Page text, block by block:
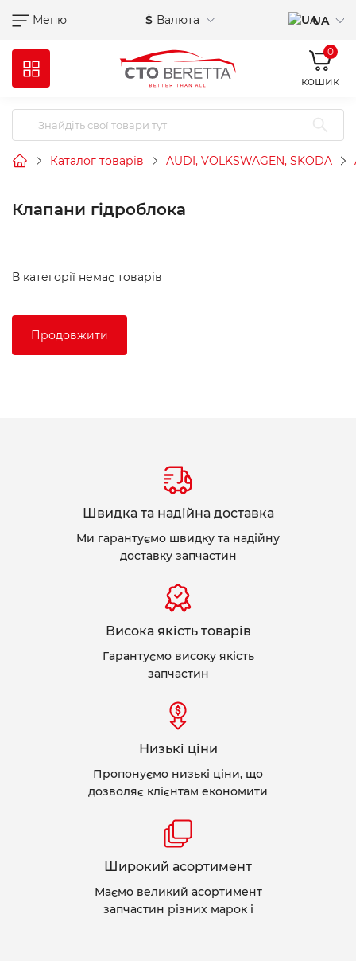
Меню $ Валюта UA
0
кошик
Каталог товарів AUDI, VOLKSWAGEN, SKODA
Клапани гідроблока
В категорії немає товарів
Продовжити
Швидка та надійна доставка
Ми гарантуємо швидку та надійну
доставку запчастин
Висока якість товарів
Гарантуємо високу якість
запчастин
Низькі ціни
Пропонуємо низькі ціни, що
дозволяє клієнтам економити
Широкий асортимент
Маємо великий асортимент
запчастин різних марок і